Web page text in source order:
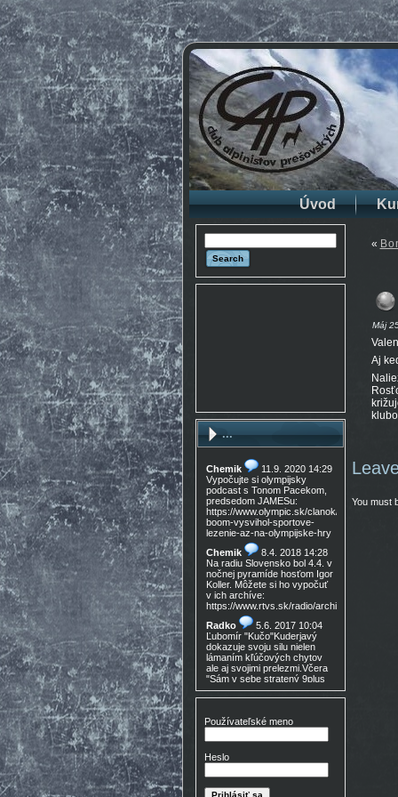
Úvod
...
Chemik
11.9. 2020 14:29
Vypočujte si olympijsky
podcast s Tonom Pacekom,
predsedom JAMESu:
https://www.olympic.sk/clanok/celosvetovy-
boom-vysvihol-sportove-
lezenie-az-na-olympijske-hry
Chemik
8.4. 2018 14:28
Na radiu Slovensko bol 4.4. v
nočnej pyramíde hosťom Igor
Koller. Môžete si ho vypočuť
v ich archíve:
https://www.rtvs.sk/radio/archiv/11436/
Radko
5.6. 2017 10:04
Ľubomír "Kučo"Kuderjavý
dokazuje svoju silu nielen
lámaním kľúčových chytov
ale aj svojimi prelezmi.Včera
"Sám v sebe stratený 9plus
,!Gratulácia!!!
15:30
Nedocenený Prešovský
lezec známy tiež ako Lajoš
Morales predá lezečky, nové
v krabici, nepoužité,
zľava nech nejem 90eur
Používateľské meno
Heslo
«
Máj
Aj
You must